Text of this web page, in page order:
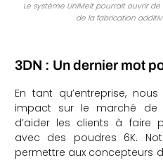
Le système UniMelt pourrait ouvrir
de la fabrication
3DN : Un dernier mot
En tant qu’entreprise,
impact sur le marché de
d’aider les clients à faire
avec des poudres 6K.
permettre aux concepteurs